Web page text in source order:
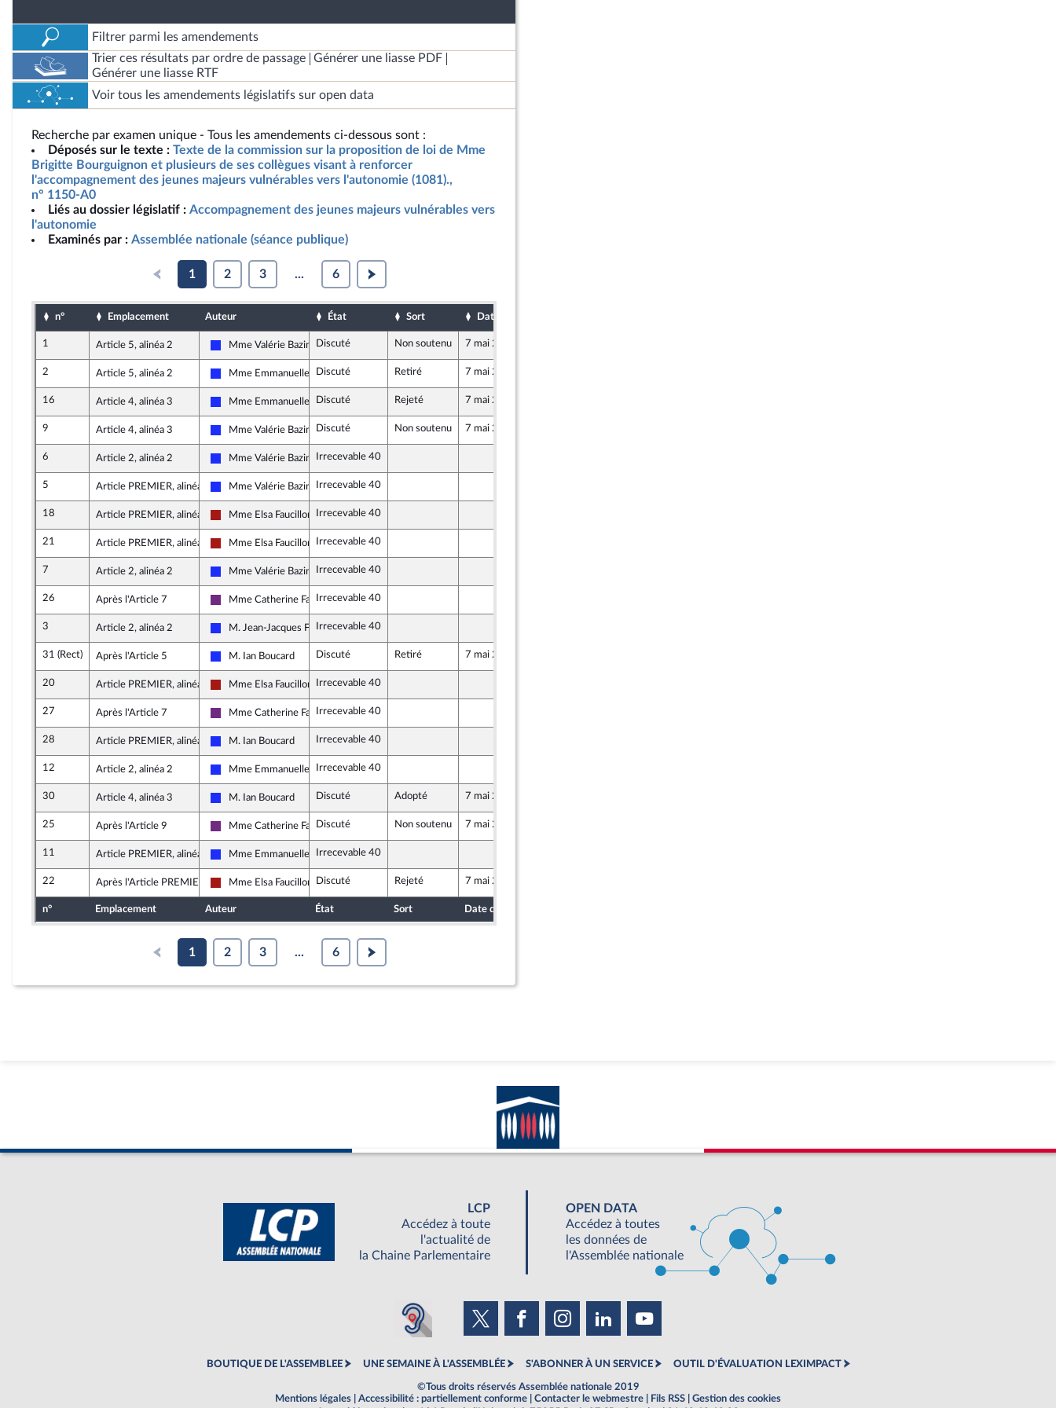
Filtrer parmi les amendements
Trier ces résultats par ordre de passage
Générer une liasse PDF
Générer une liasse RTF
Voir tous les amendements législatifs sur open data
Recherche par examen unique - Tous les amendements ci-dessous sont :
Déposés sur le texte : Texte de la commission sur la proposition de loi de Mme
Brigitte Bourguignon et plusieurs de ses collègues visant à renforcer
l'accompagnement des jeunes majeurs vulnérables vers l'autonomie (1081).,
n° 1150-A0
Liés au dossier législatif : Accompagnement des jeunes majeurs vulnérables vers
l'autonomie
Examinés par : Assemblée nationale (séance publique)
1 2 3 ... 6
n° Emplacement Auteur État Sort Date d'examen
1 Article 5, alinéa 2
Les Républicains
Mme Valérie Bazin-Malgras
Discuté Non soutenu 7 mai 2019
2 Article 5, alinéa 2
Les Républicains
Mme Emmanuelle Anthoine
Discuté Retiré 7 mai 2019
16 Article 4, alinéa 3
Les Républicains
Mme Emmanuelle Anthoine
Discuté Rejeté 7 mai 2019
9 Article 4, alinéa 3
Les Républicains
Mme Valérie Bazin-Malgras
Discuté Non soutenu 7 mai 2019
6 Article 2, alinéa 2
Les Républicains
Mme Valérie Bazin-MalgrasIrrecevable 40
5 Article PREMIER, alinéa 4
Les Républicains
Mme Valérie Bazin-MalgrasIrrecevable 40
18 Article PREMIER, alinéa 4
Gauche démocrate et républicaine
Mme Elsa Faucillon Irrecevable 40
21 Article PREMIER, alinéa 4
Gauche démocrate et républicaine
Mme Elsa Faucillon Irrecevable 40
7 Article 2, alinéa 2
Les Républicains
Mme Valérie Bazin-MalgrasIrrecevable 40
26 Après l'Article 7
La République en Marche
Mme Catherine FabreIrrecevable 40
3 Article 2, alinéa 2
Les Républicains
M. Jean-Jacques FerraraIrrecevable 40
31 (Rect) Après l'Article 5
Les Républicains
M. Ian Boucard Discuté Retiré 7 mai 2019
20 Article PREMIER, alinéa 4
Gauche démocrate et républicaine
Mme Elsa Faucillon Irrecevable 40
27 Après l'Article 7
La République en Marche
Mme Catherine FabreIrrecevable 40
28 Article PREMIER, alinéa 4
Les Républicains
M. Ian Boucard Irrecevable 40
12 Article 2, alinéa 2
Les Républicains
Mme Emmanuelle Anthoine
Irrecevable 40
30 Article 4, alinéa 3
Les Républicains
M. Ian Boucard Discuté Adopté 7 mai 2019
25 Après l'Article 9
La République en Marche
Mme Catherine FabreDiscuté Non soutenu 7 mai 2019
11 Article PREMIER, alinéa 4
Les Républicains
Mme Emmanuelle Anthoine
Irrecevable 40
22 Après l'Article PREMIER
Gauche démocrate et républicaine
Mme Elsa Faucillon Discuté Rejeté 7 mai 2019
n° Emplacement Auteur État Sort Date d'examen
1 2 3 ... 6
LCP
Accédez à toute
l'actualité de
la Chaine Parlementaire
OPEN DATA
Accédez à toutes
les données de
l'Assemblée nationale
BOUTIQUE DE L'ASSEMBLEE UNE SEMAINE À L'ASSEMBLÉE S'ABONNER À UN SERVICE OUTIL D'ÉVALUATION LEXIMPACT
©Tous droits réservés Assemblée nationale 2019
Mentions légales
Accessibilité : partiellement conforme Contacter le webmestre Fils RSS
Gestion des cookies